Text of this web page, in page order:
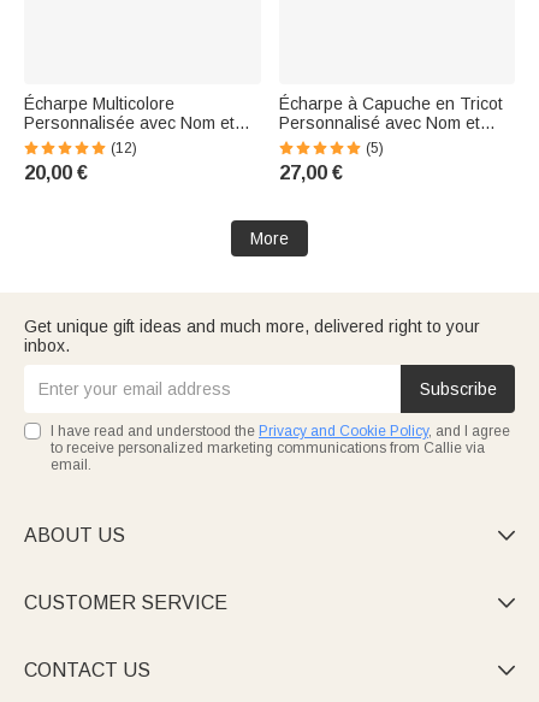
Écharpe Multicolore
Personnalisée avec Nom et
Fleur de Naissance Brodés
Style avec Franges Cadeau de
Noël pour les Femmes et les
(12)
20,00 €
Écharpe à Capuche en Tricot
Personnalisé avec Nom et
Fleur de Naissance Brodés
Cadeau Hivernal pour Famille
Amis
(5)
27,00 €
More
Get unique gift ideas and much more, delivered right to your
inbox.
Subscribe
I have read and understood the Privacy and Cookie Policy, and I agree
to receive personalized marketing communications from Callie via
email.
ABOUT US 
CUSTOMER SERVICE 
CONTACT US 